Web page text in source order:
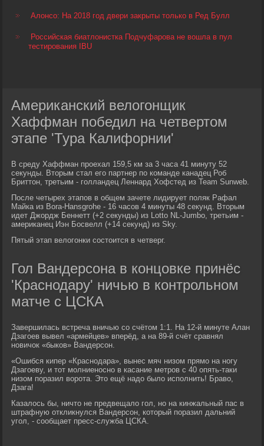
Алонсо: На 2018 год двери закрыты только в Ред Булл
Российская биатлонистка Подчуфарова не вошла в пул
тестирования IBU
Американский велогонщик
Хаффман победил на четвертом
этапе 'Тура Калифорнии'
В среду Хаффман проехал 159,5 км за 3 часа 41 минуту 52
секунды. Вторым стал его партнер по команде канадец Роб
Бриттон, третьим - голландец Леннард Хофстед из Team Sunweb.
После четырех этапов в общем зачете лидирует поляк Рафал
Майка из Bora-Hansgrohe - 16 часов 4 минуты 48 секунд. Вторым
идет Джордж Беннетт (+2 секунды) из Lotto NL-Jumbo, третьим -
американец Иэн Босвелл (+14 секунд) из Sky.
Пятый этап велогонки состоится в четверг.
Гол Вандерсона в концовке принёс
'Краснодару' ничью в контрольном
матче с ЦСКА
Завершилась встреча вничью со счётом 1:1. На 12-й минуте Алан
Дзагоев вывел «армейцев» вперёд, а на 89-й счёт сравнял
новичок «быков» Вандерсон.
«Ошибся кипер «Краснодара», вынес мяч низом прямо на ногу
Дзагоеву, и тот молниеносно в касание метров с 40 опять-таки
низом поразил ворота. Это ещё надо было исполнить! Браво,
Дзага!
Казалось бы, ничто не предвещало гол, но на кинжальный пас в
штрафную откликнулся Вандерсон, который поразил дальний
угол, - сообщает пресс-служба ЦСКА.